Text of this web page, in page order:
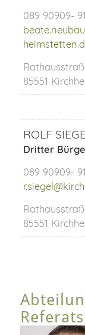
089 90909-
85551
ROLF
Dritter
089 90909-
85551